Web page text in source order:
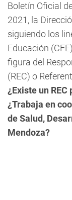
Boletín Oficial
2021, la
siguiendo los
Educación
figura del
(REC) o
¿Existe un
¿Trabaja en
de Salud,
Mendoza?